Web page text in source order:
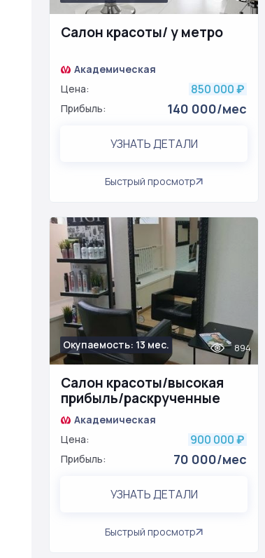
Салон красоты/ у метро
Академическая
Цена:
850 000 ₽
Прибыль: 140 000/мес
УЗНАТЬ ДЕТАЛИ
Быстрый просмотр
Салон красоты/высокая
прибыль/раскрученные
соц сети
Окупаемость: 13 мес. 894
Академическая
Цена:
900 000 ₽
Прибыль: 70 000/мес
УЗНАТЬ ДЕТАЛИ
Быстрый просмотр